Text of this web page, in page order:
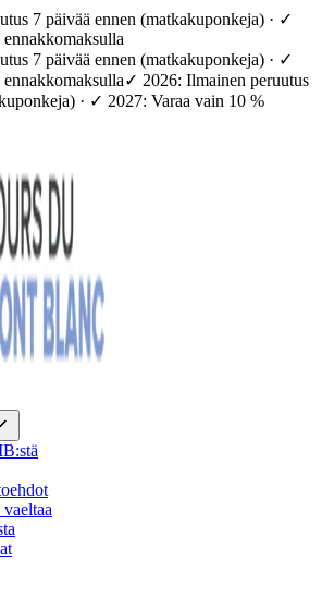
7 päivää ennen (matkakuponkeja) · ✓
7 päivää ennen (matkakuponkeja) · ✓
✓ 2026: Ilmainen peruutus
· ✓ 2027: Varaa vain 10 %
vaeltaa